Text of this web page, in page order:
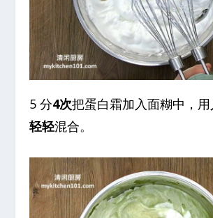
5 分4次把蛋白霜加入面糊中，
轻轻混合。